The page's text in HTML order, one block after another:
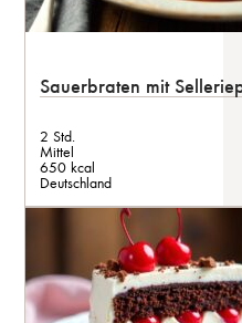
Sauerbraten mit
2 Std.
Mittel
650 kcal
Deutschland